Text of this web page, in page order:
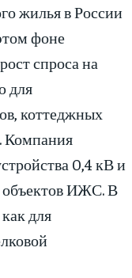
жилья в России
фоне
спроса на
для
коттеджных
Компания
0,4 кВ и
объектов ИЖС. В
для